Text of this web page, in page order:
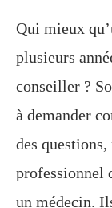
Qui mieux
plusieurs
conseiller ?
à demander
des questions,
professionnel
un médecin.